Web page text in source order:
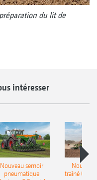
du lit de
intéresser
Nouveau semoir
pneumatique
traîné